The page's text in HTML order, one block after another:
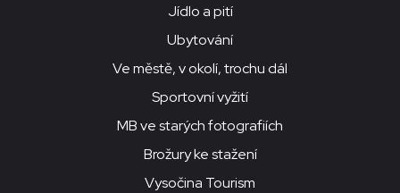
Jídlo a pití
Ubytování
Ve městě, v okolí, trochu dál
Sportovní vyžití
MB ve starých fotografiích
Brožury ke stažení
Vysočina Tourism